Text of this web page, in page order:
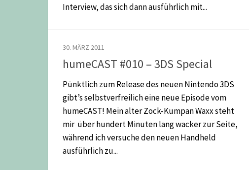
Interview, das sich dann ausführlich mit...
30. MÄRZ 2011
humeCAST #010 – 3DS Special
Pünktlich zum Release des neuen Nintendo 3DS
gibt’s selbstverfreilich eine neue Episode vom
humeCAST! Mein alter Zock-Kumpan Waxx steht
mir über hundert Minuten lang wacker zur Seite,
während ich versuche den neuen Handheld
ausführlich zu...